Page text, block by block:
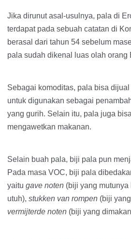
Jika dirunut asal-usulnya, pala di
terdapat pada sebuah catatan di
berasal dari tahun 54 sebelum
pala sudah dikenal luas olah orang
Sebagai komoditas, pala bisa
untuk digunakan sebagai
yang gurih. Selain itu, pala juga
mengawetkan makanan.
Selain buah pala, biji pala pun
Pada masa VOC, biji pala
yaitu gave noten (biji yang mutunya
utuh), stukken van rompen (biji
vermijterde noten (biji yang